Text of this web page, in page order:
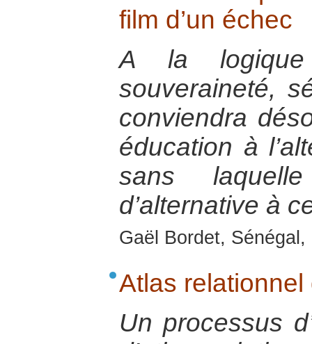
film d’un échec
A la
souveraineté,
conviendra
éducation à
sans
d’alternative à
Gaël Bordet,
Atlas relationnel
Un processus